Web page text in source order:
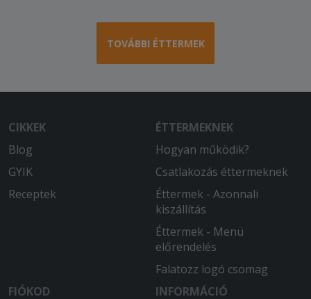
TOVÁBBI ÉTTERMEK
CIKKEK
Blog
GYIK
Receptek
ÉTTERMEKNEK
Hogyan működik?
Csatlakozás éttermeknek
Éttermek - Azonnali
kiszállítás
Éttermek - Menü
előrendelés
Falatozz logó csomag
FIÓKOD
INFORMÁCIÓ